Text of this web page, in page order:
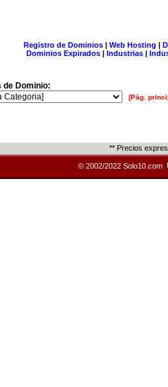
Registro de Dominios| Web Hosting |
Dominios Expirados | Industrias |
de Dominio:
[Pág.
** Precios
© 2002/2022 Solo10.com